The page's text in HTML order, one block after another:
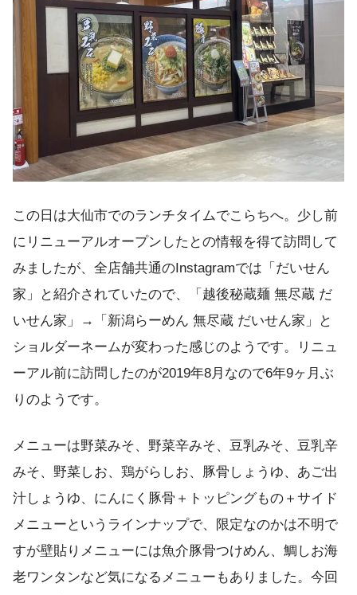
この日は大仙市でのランチタイムでこらちへ。少し前
にリニューアルオープンしたとの情報を得て訪問して
みましたが、全店舗共通のInstagramでは「だいせん
家」と紹介されていたので、「越後秘蔵麺 無尽蔵 だ
いせん家」→「新潟らーめん 無尽蔵 だいせん家」と
ショルダーネームが変わった感じのようです。リニュ
ーアル前に訪問したのが2019年8月なので6年9ヶ月ぶ
りのようです。
メニューは野菜みそ、野菜辛みそ、豆乳みそ、豆乳辛
みそ、野菜しお、鶏がらしお、豚骨しょうゆ、あご出
汁しょうゆ、にんにく豚骨＋トッピングもの＋サイド
メニューというラインナップで、限定なのかは不明で
すが壁貼りメニューには魚介豚骨つけめん、鯛しお海
老ワンタンなど気になるメニューもありました。今回